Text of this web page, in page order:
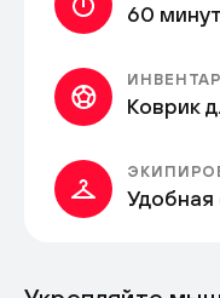
60 минут
Коврик
Удобная